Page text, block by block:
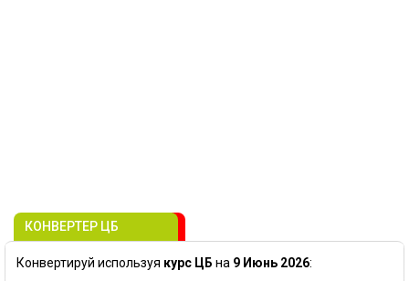
КОНВЕРТЕР ЦБ
Конвертируй используя курс ЦБ на 9 Июнь 2026: